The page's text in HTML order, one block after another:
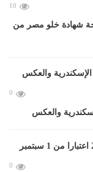
10
شهادة خلو مصر من
0
والعكس
0